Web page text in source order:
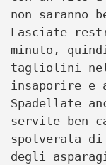
non saranno
Lasciate
minuto,
tagliolini
insaporire e
Spadellate
servite ben
spolverata
degli